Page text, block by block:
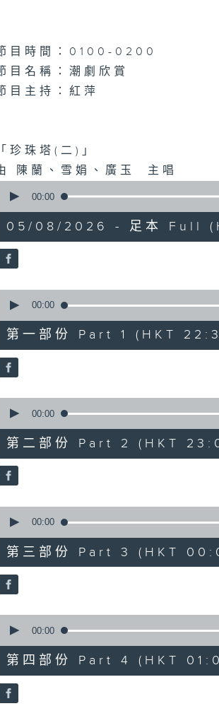
目時間：0100-0200
目名稱：潮劇欣賞
目主持：紅萍
「珍珠塔(二)」
陳蘭、雪娟、廣玉 主唱
seconds
hours,
00:00
05/08/2026 - 足本 Full
seconds
25
minutes,
00:00
第一部份 Part 1 (HKT
seconds
56
minutes,
00:00
第二部份 Part 2 (HKT
seconds
55
minutes,
00:00
第三部份 Part 3 (HKT
seconds
56
minutes,
90%
00:00
第四部份 Part 4 (HKT